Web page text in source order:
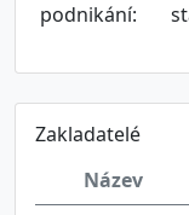
podnikání:
Zakladatelé
Název